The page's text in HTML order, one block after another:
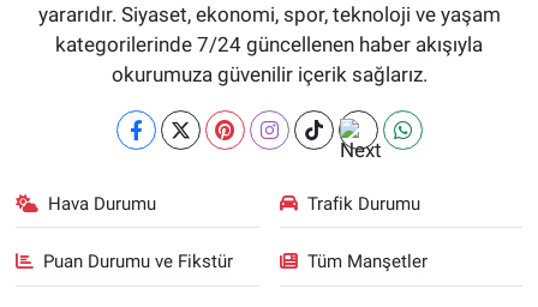
yararıdır. Siyaset, ekonomi, spor, teknoloji ve yaşam
kategorilerinde 7/24 güncellenen haber akışıyla
okurumuza güvenilir içerik sağlarız.
Hava Durumu Trafik Durumu
Puan Durumu ve Fikstür Tüm Manşetler